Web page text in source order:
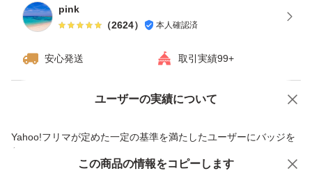
pink
（2624） 本人確認済
安心発送 取引実績99+
ユーザーの実績について
Yahoo!フリマが定めた一定の基準を満たしたユーザーにバッジを
付与しています
価格の相談 商品への質問
この商品の情報をコピーします
この商品をみている人にオススメ